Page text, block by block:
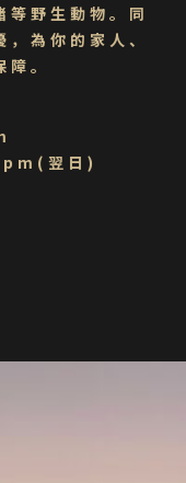
等野生動物。同
為你的家人、
。
翌日)